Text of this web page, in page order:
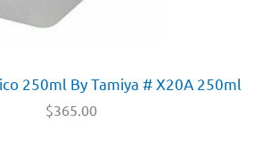
250ml By Tamiya # X20A 250ml
$365.00